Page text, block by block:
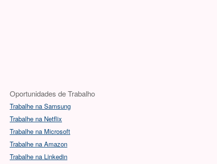
Oportunidades de Trabalho
Trabalhe na Samsung
Trabalhe na Netflix
Trabalhe na Microsoft
Trabalhe na Amazon
Trabalhe na Linkedin